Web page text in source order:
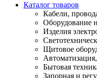
Каталог товаров
Кабели,
Оборудование
Изделия
Щитовое
Бытовая
Запорная и